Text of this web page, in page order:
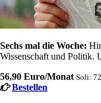
Sechs mal die Woche:
Wissenschaft und Politik.
56,90 Euro/Monat Soli:
Bestellen